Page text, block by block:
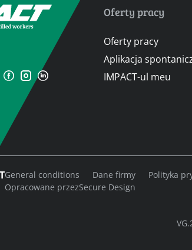
Oferty pracy
Oferty pracy
Aplikacja
IMPACT-ul meu
General conditions Dane firmy Polityka
Opracowane przezSecure Design